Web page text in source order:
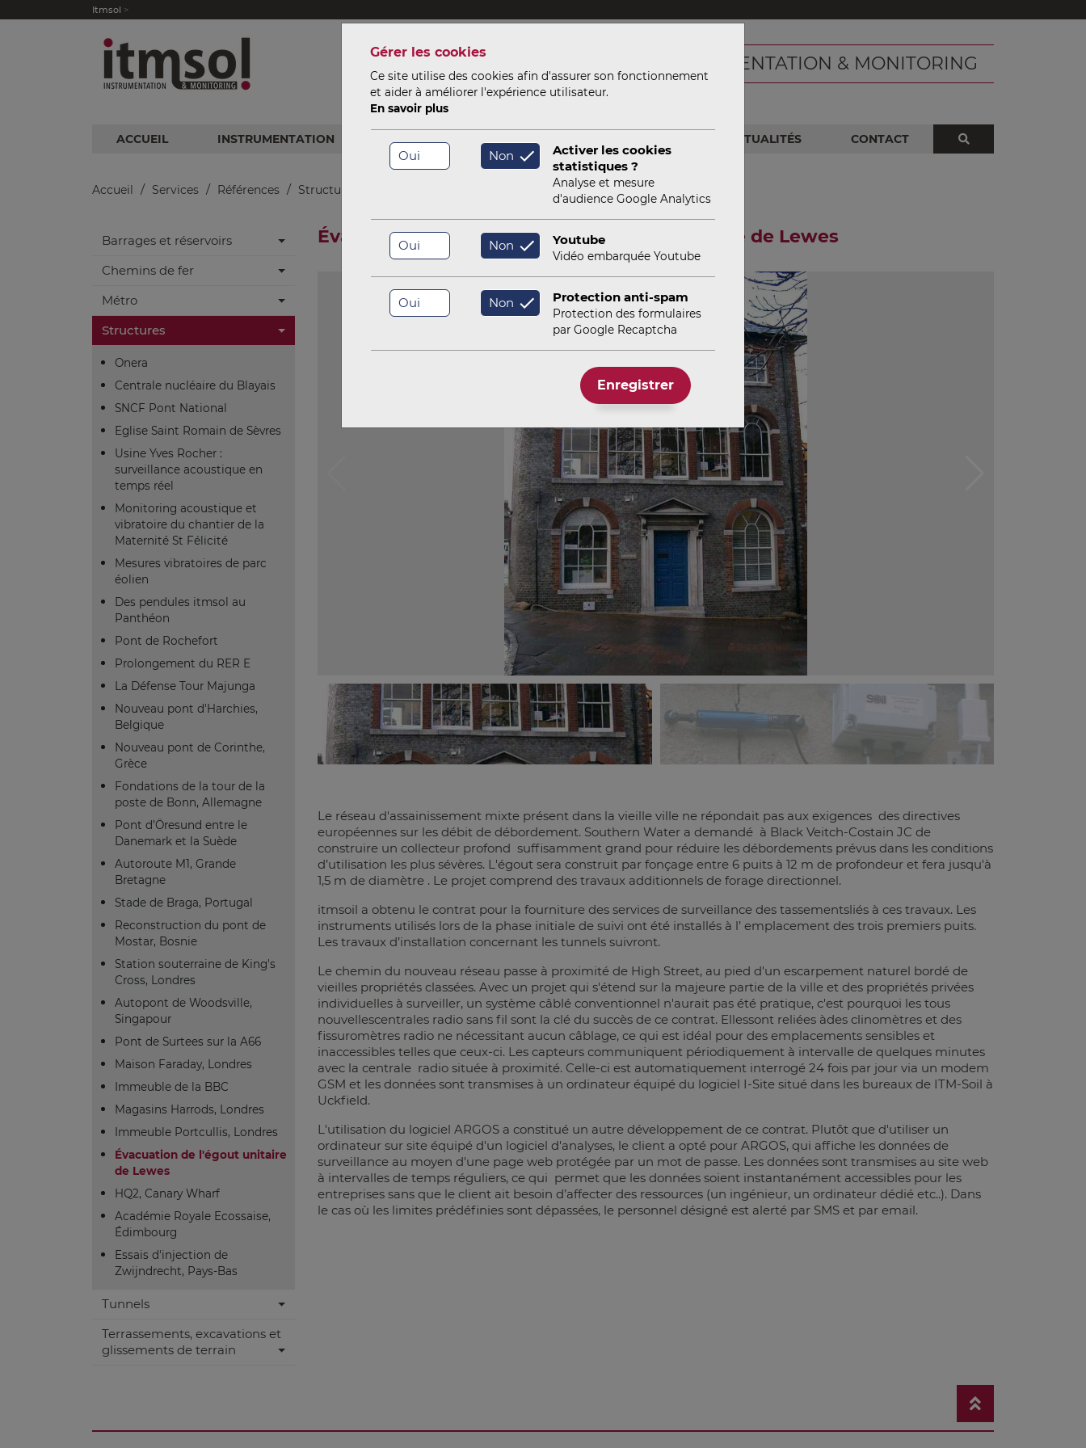
Itmsol
-
INSTRUMENTATION & MONITORING
ACCUEIL INSTRUMENTATION SERVICES ACTUALITÉS CONTACT
Accueil / Services / Références / Structures Évacuation de l'égout unitaire de Lewes
Barrages et réservoirs
Chemins de fer
Métro
Structures
Onera
Centrale nucléaire du Blayais
SNCF Pont National
Eglise Saint Romain de Sèvres
Usine Yves Rocher :
surveillance acoustique en
temps réel
Monitoring acoustique et
vibratoire du chantier de la
Maternité St Félicité
Mesures vibratoires de parc
éolien
Des pendules itmsol au
Panthéon
Pont de Rochefort
Prolongement du RER E
La Défense Tour Majunga
Nouveau pont d'Harchies,
Belgique
Nouveau pont de Corinthe,
Grèce
Fondations de la tour de la
poste de Bonn, Allemagne
Pont d’Öresund entre le
Danemark et la Suède
Autoroute M1, Grande
Bretagne
Stade de Braga, Portugal
Reconstruction du pont de
Mostar, Bosnie
Station souterraine de King's
Cross, Londres
Autopont de Woodsville,
Singapour
Pont de Surtees sur la A66
Maison Faraday, Londres
Immeuble de la BBC
Magasins Harrods, Londres
Immeuble Portcullis, Londres
Évacuation de l'égout unitaire
de Lewes
HQ2, Canary Wharf
Académie Royale Ecossaise,
Édimbourg
Essais d'injection de
Zwijndrecht, Pays-Bas
Tunnels
Terrassements, excavations et
glissements de terrain
Évacuation du réseau d'assainissement mixte de Lewes
Le réseau d'assainissement mixte présent dans la vieille ville ne répondait pas aux exigences des directives
européennes sur les débit de débordement. Southern Water a demandé à Black Veitch-Costain JC de
construire un collecteur profond suffisamment grand pour réduire les débordements prévus dans les conditions
d’utilisation les plus sévères. L'égout sera construit par fonçage entre 6 puits à 12 m de profondeur et fera jusqu'à
1,5 m de diamètre . Le projet comprend des travaux additionnels de forage directionnel.
itmsoil a obtenu le contrat pour la fourniture des services de surveillance des tassementsliés à ces travaux. Les
instruments utilisés lors de la phase initiale de suivi ont été installés à l’ emplacement des trois premiers puits.
Les travaux d’installation concernant les tunnels suivront.
Le chemin du nouveau réseau passe à proximité de High Street, au pied d'un escarpement naturel bordé de
vieilles propriétés classées. Avec un projet qui s'étend sur la majeure partie de la ville et des propriétés privées
individuelles à surveiller, un système câblé conventionnel n'aurait pas été pratique, c'est pourquoi les tous
nouvellescentrales radio sans fil sont la clé du succès de ce contrat. Ellessont reliées àdes clinomètres et des
fissuromètres radio ne nécessitant aucun câblage, ce qui est idéal pour des emplacements sensibles et
inaccessibles telles que ceux-ci. Les capteurs communiquent périodiquement à intervalle de quelques minutes
avec la centrale radio située à proximité. Celle-ci est automatiquement interrogé 24 fois par jour via un modem
GSM et les données sont transmises à un ordinateur équipé du logiciel I-Site situé dans les bureaux de ITM-Soil à
Uckfield.
L'utilisation du logiciel ARGOS a constitué un autre développement de ce contrat. Plutôt que d'utiliser un
ordinateur sur site équipé d'un logiciel d'analyses, le client a opté pour ARGOS, qui affiche les données de
surveillance au moyen d'une page web protégée par un mot de passe. Les données sont transmises au site web
à intervalles de temps réguliers, ce qui permet que les données soient instantanément accessibles pour les
entreprises sans que le client ait besoin d’affecter des ressources (un ingénieur, un ordinateur dédié etc..). Dans
le cas où les limites prédéfinies sont dépassées, le personnel désigné est alerté par SMS et par email.
Gérer les cookies
Ce site utilise des cookies afin d'assurer son fonctionnement
et aider à améliorer l'expérience utilisateur.
En savoir plus
Oui Non
Activer les cookies
statistiques ?
Analyse et mesure
d'audience Google Analytics
Oui Non Youtube
Vidéo embarquée Youtube
Oui Non Protection anti-spam
Protection des formulaires
par Google Recaptcha
Enregistrer